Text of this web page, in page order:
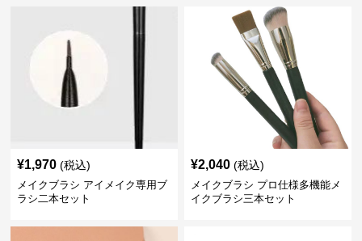
¥1,970 (税込)
メイクブラシ アイメイク専用ブ
ラシ二本セット
¥2,040 (税込)
メイクブラシ プロ仕様多機能メ
イクブラシ三本セット